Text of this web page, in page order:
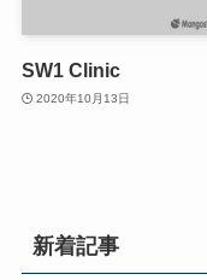
SW1 Clinic
2020年10月13日
新着記事